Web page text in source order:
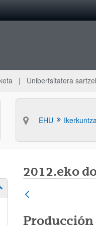
Unibertsitatera
EHU Ikerkuntza
Erakutsi/izkutatu azpiorriak
2012.eko